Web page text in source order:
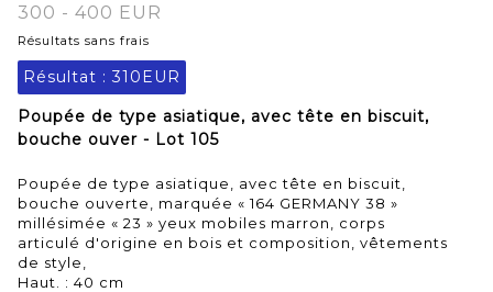
300 - 400 EUR
Résultats sans frais
Résultat : 310EUR
Poupée de type asiatique, avec tête en biscuit,
bouche ouver - Lot 105
Poupée de type asiatique, avec tête en biscuit,
bouche ouverte, marquée « 164 GERMANY 38 »
millésimée « 23 » yeux mobiles marron, corps
articulé d'origine en bois et composition, vêtements
de style,
Haut. : 40 cm